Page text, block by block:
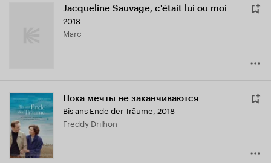
Jacqueline Sauvage, c'était lui ou moi
2018
Marc
Пока мечты не заканчиваются
Bis ans Ende der Träume, 2018
Freddy Drilhon